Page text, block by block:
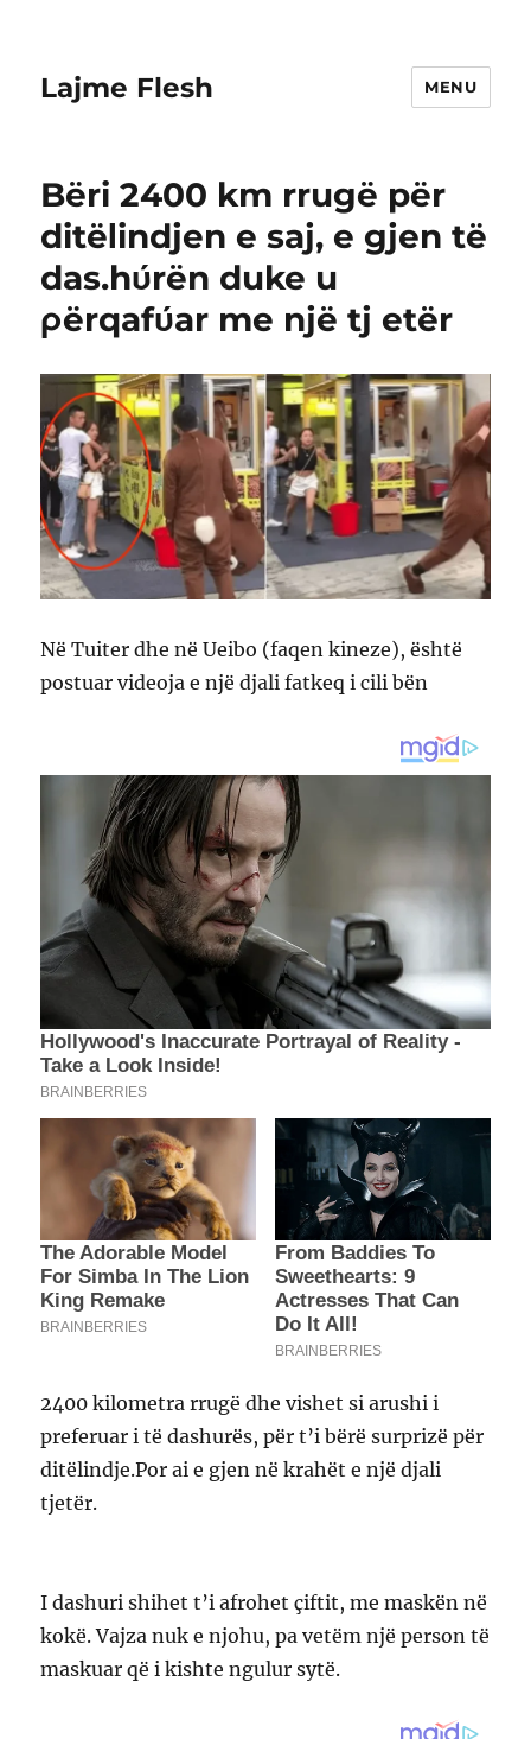
Lajme Flesh MENU
Bëri 2400 km rrugë për
ditëΙindjen e saj, e gjen të
das.hύrën duke u
ρërqafύar me një tj etër
Në Tuiter dhe në Ueibo (faqen kineze), është
postuar videoja e një djali fatkeq i cili bën
2400 kilometra rrugë dhe vishet si arushi i
preferuar i të dashurës, për t’i bërë surprizë për
ditëlindje.Por ai e gjen në krahët e një djali
tjetër.
I dashuri shihet t’i afrohet çiftit, me maskën në
kokë. Vajza nuk e njohu, pa vetëm një person të
maskuar që i kishte ngulur sytë.